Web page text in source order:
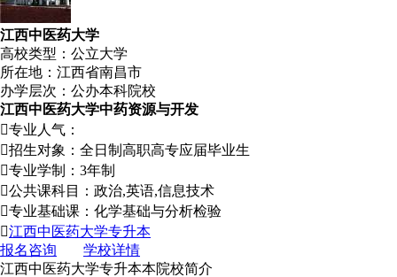
江西中医药大学
高校类型：公立大学
所在地：江西省南昌市
办学层次：公办本科院校
江西中医药大学中药资源与开发
专业人气：
招生对象：全日制高职高专应届毕业生
专业学制：3年制
公共课科目：政治,英语,信息技术
专业基础课：化学基础与分析检验
江西中医药大学专升本
报名咨询
学校详情
江西中医药大学专升本本院校简介